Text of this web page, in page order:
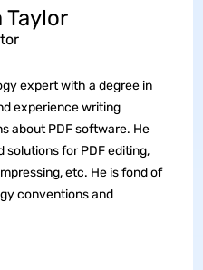
Taylor
expert with a degree in
experience writing
about PDF software. He
solutions for PDF editing,
etc. He is fond of
conventions and